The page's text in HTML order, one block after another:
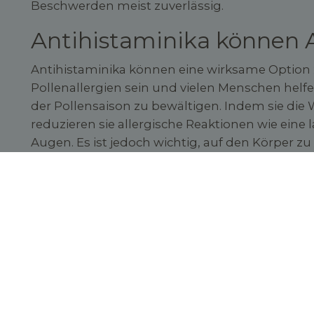
Beschwerden meist zuverlässig.
Antihistaminika können
Antihistaminika können eine wirksame
Pollenallergien sein und vielen Menschen
der Pollensaison zu bewältigen. Indem sie
reduzieren sie allergische Reaktionen wie
Augen. Es ist jedoch wichtig, auf den Körper